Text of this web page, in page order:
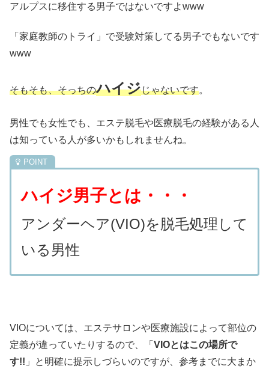
アルプスに移住する男子ではないですよwww
「家庭教師のトライ」で受験対策してる男子でもないです
www
そもそも、そっちのハイジじゃないです。
男性でも女性でも、エステ脱毛や医療脱毛の経験がある人
は知っている人が多いかもしれませんね。
ハイジ男子とは・・・
アンダーヘア(VIO)を脱毛処理して
いる男性
VIOについては、エステサロンや医療施設によって部位の
定義が違っていたりするので、「 VIOとはこの場所で
す!! 」と明確に提示しづらいのですが、参考までに大まか